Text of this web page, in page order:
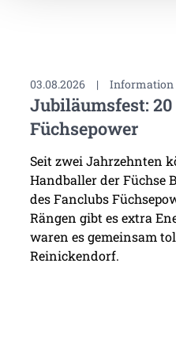
03.08.2026 | Information
Jubiläumsfest:
Füchsepower
Seit zwei Jahrzehnten
Handballer der Füchse
des Fanclubs
Rängen gibt es extra
waren es gemeinsam
Reinickendorf.